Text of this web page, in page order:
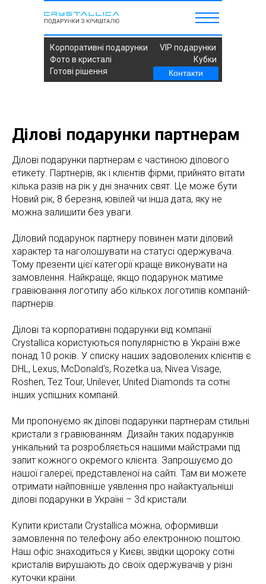
Корпоративні подарунки
Кубки
VIP подарунки
Фото в кристалі
Готові рішення
Контакти
Ділові подарунки партнерам
Ділові подарунки партнерам є частиною ділового
етикету. Партнерів, як і клієнтів фірми, прийнято вітати
кілька разів на рік у дні значних свят. Це може бути
Новий рік, 8 березня, ювілей чи інша дата, яку не
можна залишити без уваги.
Діловий подарунок партнеру повинен мати діловий
характер та наголошувати на статусі одержувача.
Тому презенти цієї категорії краще виконувати на
замовлення. Найкраще, якщо подарунок матиме
гравіювання логотипу або кількох логотипів компаній-
партнерів.
Ділові та корпоративні подарунки від компанії
Crystallica користуються популярністю в Україні вже
понад 10 років. У списку наших задоволених клієнтів є
DHL, Lexus, McDonald's, Rozetka.ua, Nivea Visage,
Roshen, Tez Tour, Unilever, United Diamonds та сотні
інших успішних компаній.
Ми пропонуємо як ділові подарунки партнерам стильні
кристали з гравіюванням. Дизайн таких подарунків
унікальний та розробляється нашими майстрами під
запит кожного окремого клієнта. Запрошуємо до
нашої галереї, представленої на сайті. Там ви можете
отримати найповніше уявлення про найактуальніші
ділові подарунки в Україні – 3d кристали.
Купити кристали Crystallica можна, оформивши
замовлення по телефону або електронною поштою.
Наш офіс знаходиться у Києві, звідки щороку сотні
кристалів вирушають до своїх одержувачів у різні
куточки країни.